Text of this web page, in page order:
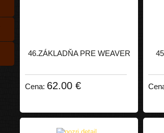
46.ZÁKLADŇA PRE WEAVER
Cena: 62.00 €